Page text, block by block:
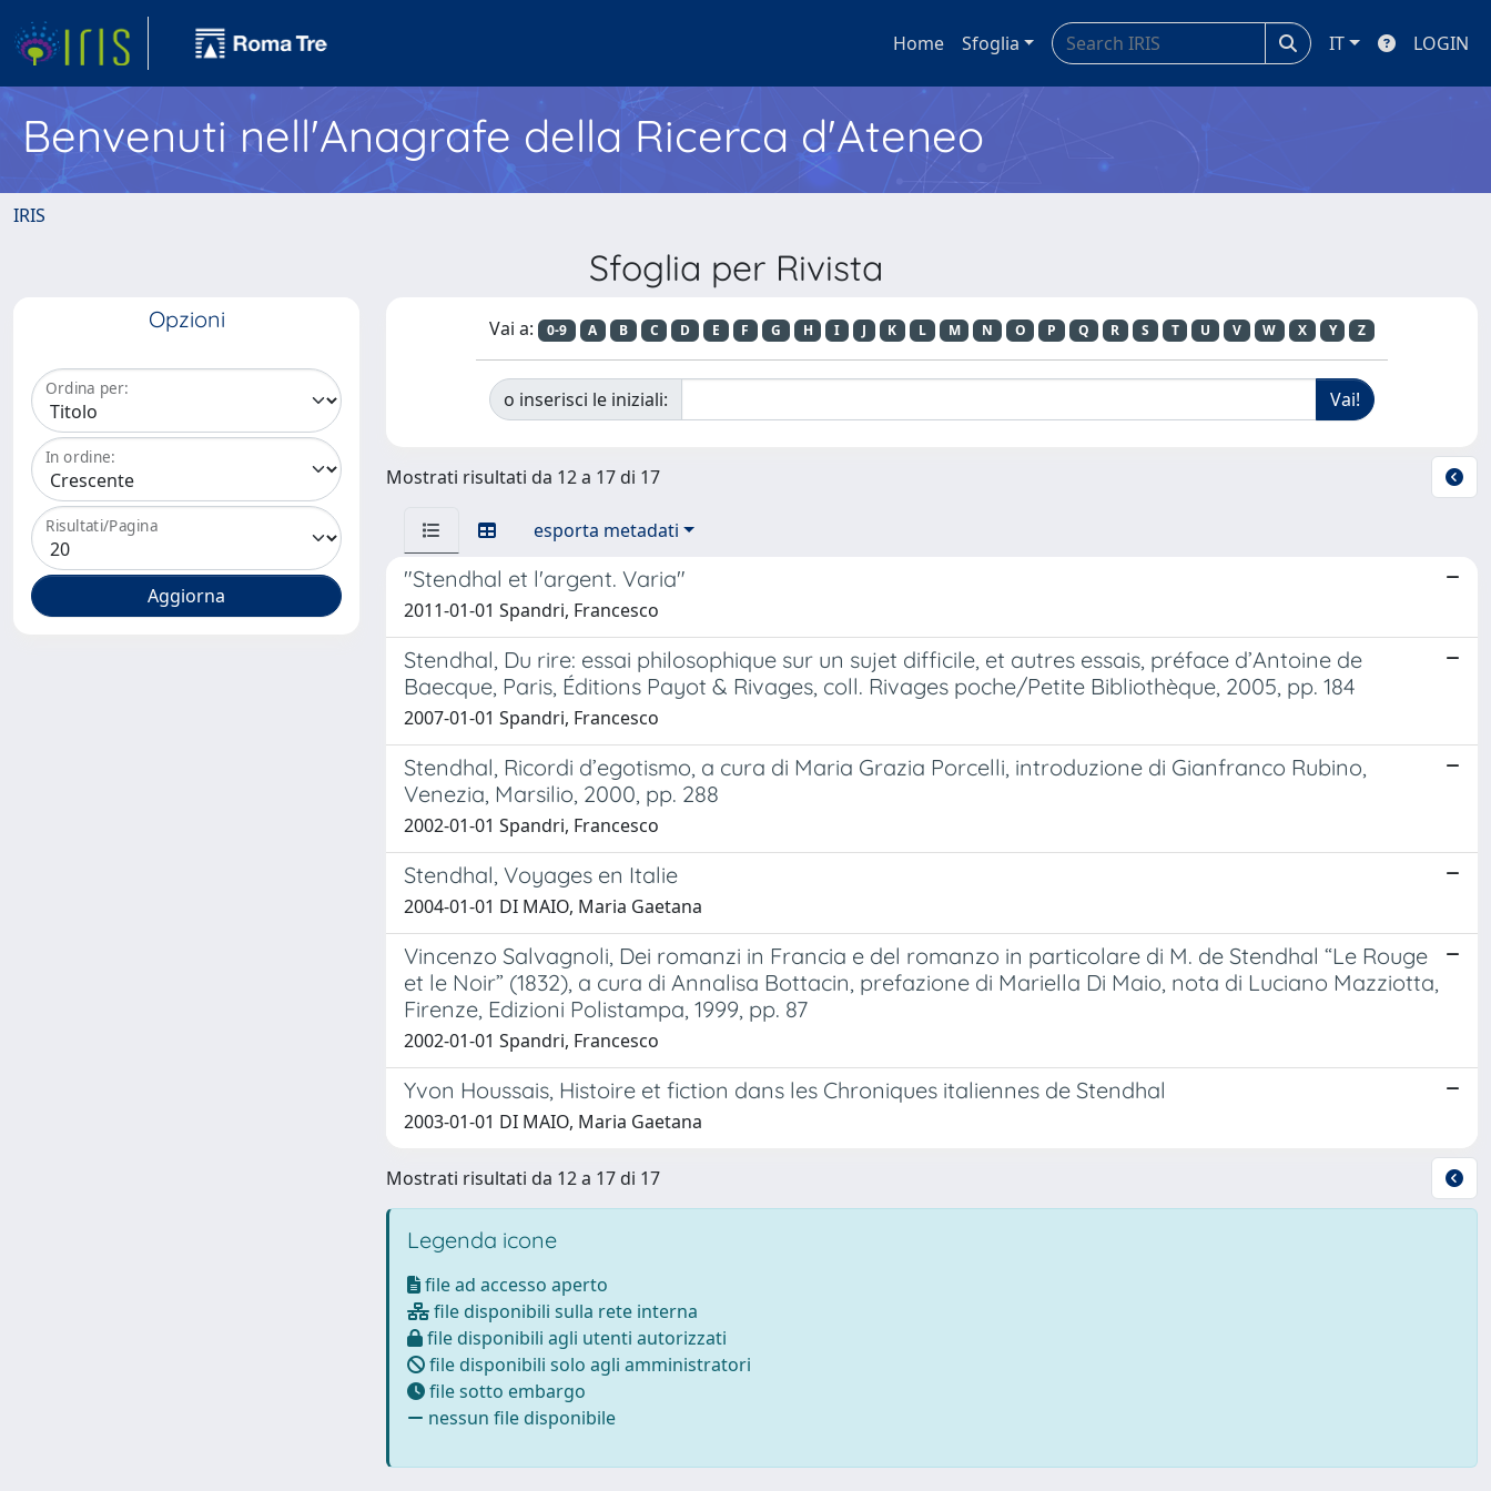
Home Sfoglia IT LOGIN
Benvenuti nell'Anagrafe della Ricerca d'Ateneo
IRIS
Sfoglia per Rivista
Opzioni
Ordina per:
In ordine:
Risultati/Pagina
Vai a: 0-9 A B C D E F G H I J K L M N O P Q R S T U V W X Y Z
o inserisci le iniziali:
Mostrati risultati da 12 a 17 di 17
esporta metadati
"Stendhal et l'argent. Varia"
2011-01-01 Spandri, Francesco
Stendhal, Du rire: essai philosophique sur un sujet difficile, et autres essais, préface d’Antoine de
Baecque, Paris, Éditions Payot & Rivages, coll. Rivages poche/Petite Bibliothèque, 2005, pp. 184
2007-01-01 Spandri, Francesco
Stendhal, Ricordi d’egotismo, a cura di Maria Grazia Porcelli, introduzione di Gianfranco Rubino,
Venezia, Marsilio, 2000, pp. 288
2002-01-01 Spandri, Francesco
Stendhal, Voyages en Italie
2004-01-01 DI MAIO, Maria Gaetana
Vincenzo Salvagnoli, Dei romanzi in Francia e del romanzo in particolare di M. de Stendhal “Le Rouge
et le Noir” (1832), a cura di Annalisa Bottacin, prefazione di Mariella Di Maio, nota di Luciano Mazziotta,
Firenze, Edizioni Polistampa, 1999, pp. 87
2002-01-01 Spandri, Francesco
Yvon Houssais, Histoire et fiction dans les Chroniques italiennes de Stendhal
2003-01-01 DI MAIO, Maria Gaetana
Mostrati risultati da 12 a 17 di 17
Legenda icone
file ad accesso aperto
file disponibili sulla rete interna
file disponibili agli utenti autorizzati
file disponibili solo agli amministratori
file sotto embargo
nessun file disponibile